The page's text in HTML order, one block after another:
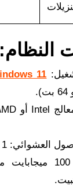
النظام:
11
1 جيجابايت أو أكثر.
التخزين: 100